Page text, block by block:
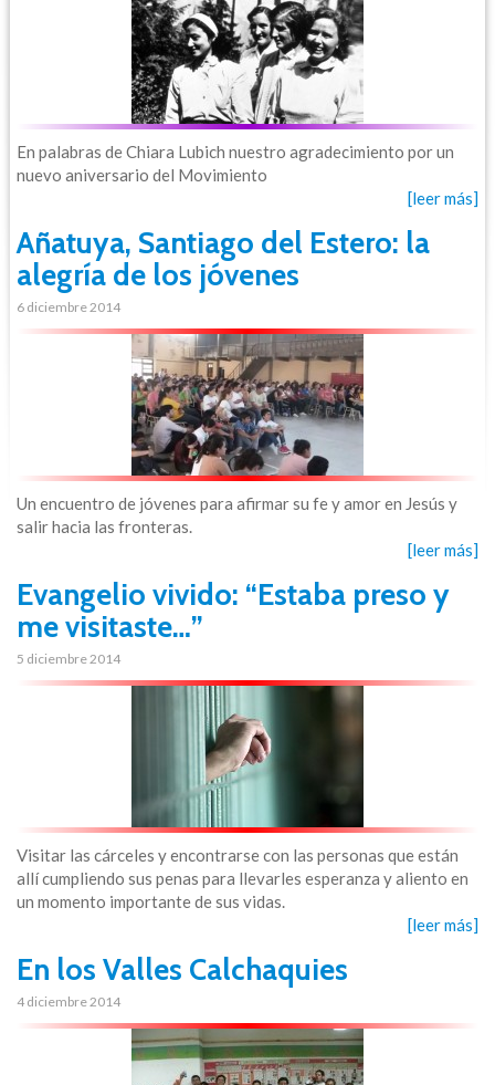
En palabras de Chiara Lubich nuestro agradecimiento por un
nuevo aniversario del Movimiento
[leer más]
Añatuya, Santiago del Estero: la
alegría de los jóvenes
6 diciembre 2014
Un encuentro de jóvenes para afirmar su fe y amor en Jesús y
salir hacia las fronteras.
[leer más]
Evangelio vivido: “Estaba preso y
me visitaste…”
5 diciembre 2014
Visitar las cárceles y encontrarse con las personas que están
allí cumpliendo sus penas para llevarles esperanza y aliento en
un momento importante de sus vidas.
[leer más]
En los Valles Calchaquies
4 diciembre 2014